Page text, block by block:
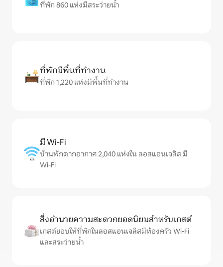
ที่พัก 860 แห่งมีสระว่ายน้ำ
ที่พักมีพื้นที่ทำงาน
ที่พัก 1,220 แห่งมีพื้นที่ทำงาน
มี Wi-Fi
บ้านพักตากอากาศ 2,040 แห่งใน ลอสแอนเจลิส มี
Wi-Fi
สิ่งอำนวยความสะดวกยอดนิยมสำหรับเกสต์
เกสต์ชอบให้ที่พักในลอสแอนเจลิสมีห้องครัว Wi-Fi
และสระว่ายน้ำ